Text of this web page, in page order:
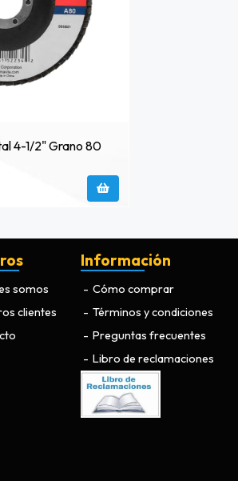
4-1/2" Grano 80
somos
clientes
Información
Cómo comprar
Términos y condiciones
Preguntas frecuentes
Libro de reclamaciones